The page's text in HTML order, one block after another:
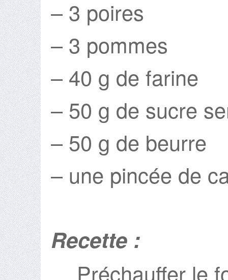
– 3 poires
– 3 pommes
– 40 g de farine
– 50 g de sucre
– 50 g de beurre
– une pincée de
Recette :
Préchauffer le